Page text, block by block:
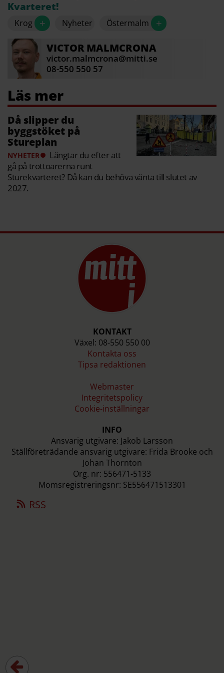
T-banans entré mot Birger Jarlsgatan flyttas.
Ny hotellverksamhet, bostäder, butiker och
kontor ska in i kvarteret.
Bygget påbörjades sommaren 2022.
Kvarteret!
Krog + Nyheter Östermalm +
VICTORMALMCRONA
victor.malmcrona@mitti.se
08-550 550 57
Då slipper du
byggstöket på
Stureplan
NYHETER
Längtar du efter att
gå på trottoarerna runt
Sturekvarteret? Då kan du behöva vänta till slutet av
2027.
KONTAKT
Växel: 08-550 550 00
Kontakta oss
Tipsa redaktionen
Webmaster
Integritetspolicy
Cookie-inställningar
INFO
Ansvarig utgivare: Jakob Larsson
Ställföreträdande ansvarig utgivare: Frida Brooke och
Johan Thornton
Org. nr: 556471-5133
Momsregistreringsnr: SE556471513301
RSS